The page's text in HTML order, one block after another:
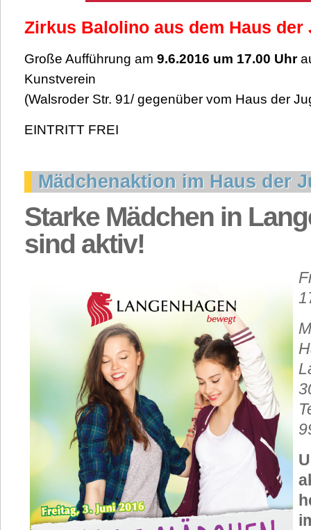
Zirkus Balolino aus dem Haus der
Große Aufführung am 9.6.2016 um 17.00 Uhr
Kunstverein
(Walsroder Str. 91/ gegenüber vom Haus der
EINTRITT FREI
Mädchenaktion im Haus der
Starke Mädchen in
sind aktiv!